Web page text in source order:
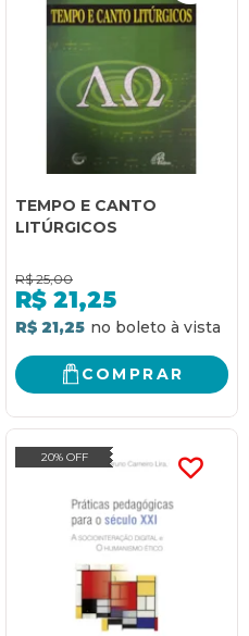
TEMPO E CANTO
LITÚRGICOS
R$ 25,00
R$ 21,25
R$ 21,25
COMPRAR
20% OFF